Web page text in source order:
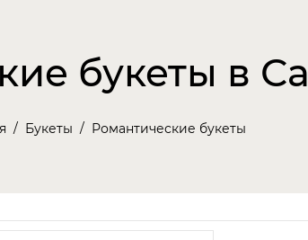
букеты в
Букеты Романтические букеты